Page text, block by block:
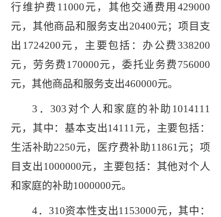
行维护费 11000元， 其他交通费用 429000
元 ，其他商品和服务支出20400元；项目支
出 1724200元，主要包括：办公费 338200
元， 劳务费 170000元， 委托业务费756000
元，其他商品和服务支出460000元。
3 ． 303 对个人和家庭的补助 1014111
元，其中：基本支出14111 元，主要包括：
生活补助2250元， 医疗费补助11861 元 ；项
目支出 1000000元 ，主要包括：其他对个人
和家庭的补助1000000元。
4． 310资本性支出1153000元，其中：